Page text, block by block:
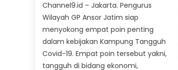
Channel9.id – Jakarta. Pengurus
Wilayah GP Ansor Jatim siap
menyokong empat poin penting
dalam kebijakan Kampung Tangguh
Covid-19. Empat poin tersebut yakni,
tangguh di bidang ekonomi,